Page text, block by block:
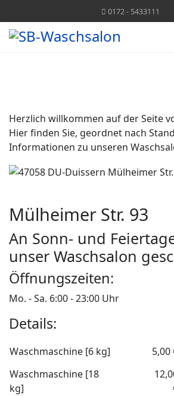
0172 - 5433111
Herzlich willkommen auf der Seite
Hier finden Sie, geordnet nach
Informationen zu unseren
Mülheimer Str. 93
An Sonn- und
unser Waschsalon
Öffnungszeiten:
Mo. - Sa. 6:00 - 23:00 Uhr
Details:
Waschmaschine [6 kg] 5,00
Waschmaschine [18
kg]